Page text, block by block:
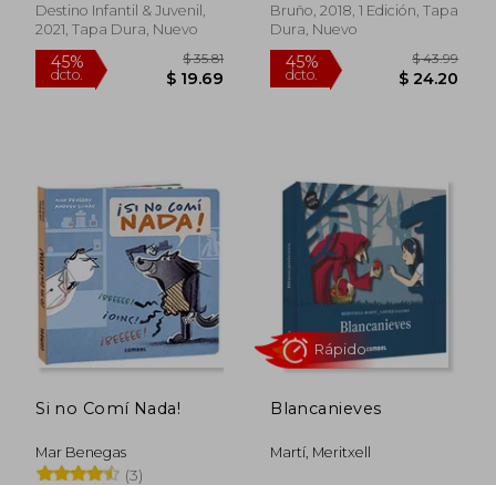
Destino Infantil & Juvenil,
2021, Tapa Dura, Nuevo
Bruño, 2018, 1 Edición, Tapa
Dura, Nuevo
Si no Comí Nada!
Mar Benegas
(3)
Blancanieves
Martí, Meritxell